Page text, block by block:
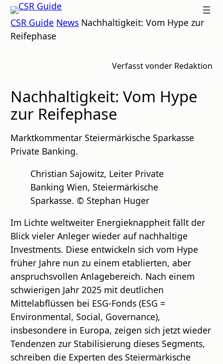
Zum
Inhalt
springen
CSR
GUIDE
CSR Guide News Nachhaltigkeit: Vom Hype zur
Reifephase
Verfasst vonder Redaktion
Nachhaltigkeit: Vom Hype
zur Reifephase
Marktkommentar Steiermärkische Sparkasse
Private Banking.
Christian Sajowitz, Leiter Private
Banking Wien, Steiermärkische
Sparkasse. © Stephan Huger
Im Lichte weltweiter Energieknappheit fällt der
Blick vieler Anleger wieder auf nachhaltige
Investments. Diese entwickeln sich vom Hype
früher Jahre nun zu einem etablierten, aber
anspruchsvollen Anlagebereich. Nach einem
schwierigen Jahr 2025 mit deutlichen
Mittelabflüssen bei ESG-Fonds (ESG =
Environmental, Social, Governance),
insbesondere in Europa, zeigen sich jetzt wieder
Tendenzen zur Stabilisierung dieses Segments,
schreiben die Experten des Steiermärkische